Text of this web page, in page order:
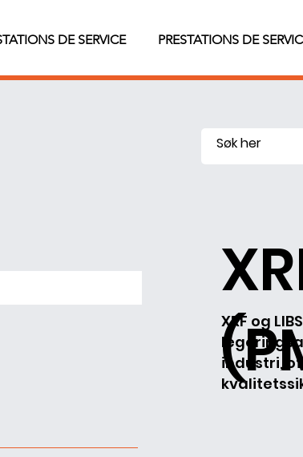
PRESTATIONS DE
DE SERVICE
XRF og
industri,